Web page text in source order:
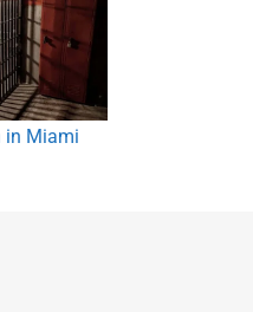
in Miami